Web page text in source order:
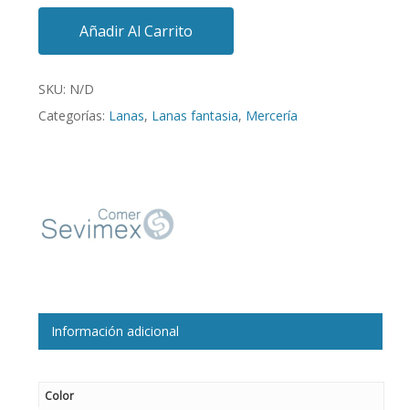
Añadir Al Carrito
SKU: N/D
Categorías: Lanas, Lanas fantasia, Mercería
Información adicional
Color